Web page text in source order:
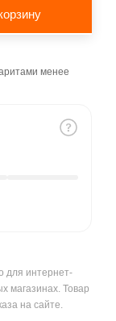
менее
для интернет-
магазинах. Товар
на сайте.